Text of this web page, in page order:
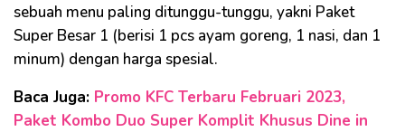
sebuah menu paling ditunggu-tunggu, yakni Paket
Super Besar 1 (berisi 1 pcs ayam goreng, 1 nasi, dan 1
minum) dengan harga spesial.
Baca Juga: Promo KFC Terbaru Februari 2023,
Paket Kombo Duo Super Komplit Khusus Dine in